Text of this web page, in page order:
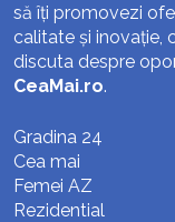
să îți promovezi
calitate și inovație,
discuta despre
CeaMai.ro.
Gradina 24
Cea mai
Femei AZ
Rezidential